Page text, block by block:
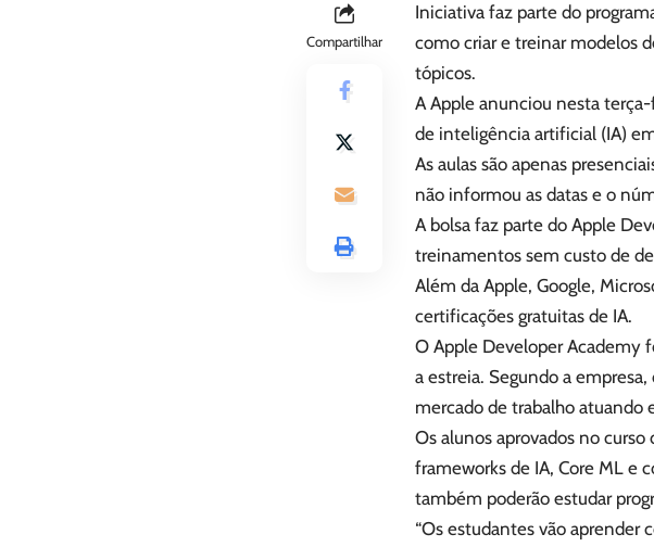
Compartilhar
Iniciativa faz parte do
como criar e treinar modelos
tópicos.
A Apple anunciou nesta
de inteligência artificial (IA)
As aulas são apenas
não informou as datas e o
A bolsa faz parte do Apple
treinamentos sem custo de
Além da Apple, Google,
certificações gratuitas de IA.
O Apple Developer Academy
a estreia. Segundo a
mercado de trabalho atuando
Os alunos aprovados no
frameworks de IA, Core ML e
também poderão estudar
“Os estudantes vão aprender